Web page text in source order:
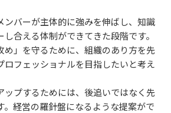
ンバーが主体的に強みを伸ばし、知識
合える体制ができてきた段階です。
め」を守るために、組織のあり方を先
ロフェッショナルを目指したいと考え
ップするためには、後追いではなく先
。経営の羅針盤になるような提案がで